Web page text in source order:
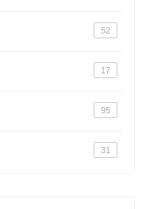
52
17
95
31